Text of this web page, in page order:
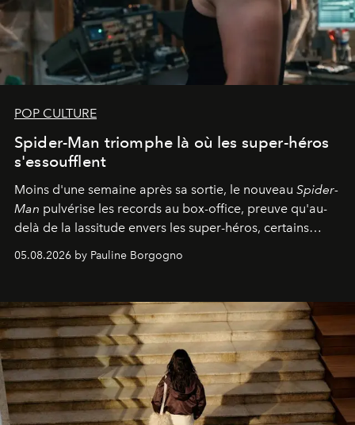
POP CULTURE
Spider-Man triomphe là où les super-héros
s'essoufflent
Moins d'une semaine après sa sortie, le nouveau Spider-
Man pulvérise les records au box-office, preuve qu'au-
delà de la lassitude envers les super-héros, certains
personnages continuent de susciter une ferveur intacte.
05.08.2026 by Pauline Borgogno